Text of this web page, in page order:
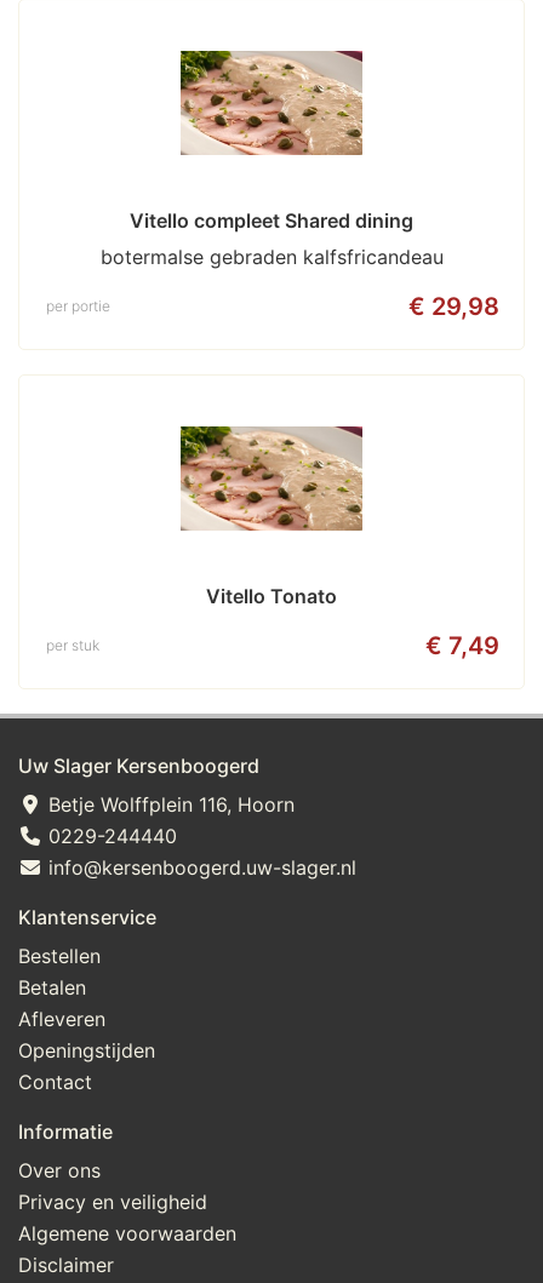
Vitello compleet Shared dining
botermalse gebraden kalfsfricandeau
€ 29,98
per portie
Vitello Tonato
€ 7,49
per stuk
Uw Slager Kersenboogerd
Betje Wolffplein 116, Hoorn
0229-244440
info@kersenboogerd.uw-slager.nl
Klantenservice
Bestellen
Betalen
Afleveren
Openingstijden
Contact
Informatie
Over ons
Privacy en veiligheid
Algemene voorwaarden
Disclaimer